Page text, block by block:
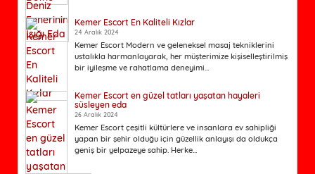
Kemer Escort En Kaliteli Kızlar
24 Aralık 2024
Kemer Escort Modern ve geleneksel masaj tekniklerini
ustalıkla harmanlayarak, her müşterimize kişiselleştirilmiş
bir iyileşme ve rahatlama deneyimi...
Kemer Escort en güzel tatları yaşatan hayaleri
süsleyen eda
26 Aralık 2024
Kemer Escort çeşitli kültürlere ve insanlara ev sahipliği
yapan bir şehir olduğu için güzellik anlayışı da oldukça
geniş bir yelpazeye sahip. Herke...